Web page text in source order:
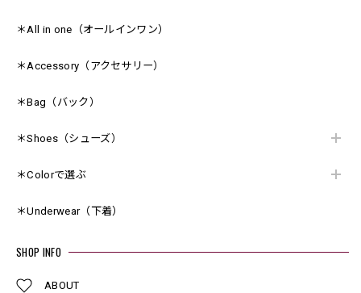
＊All in one（オールインワン）
＊Accessory（アクセサリー）
＊Bag（バック）
＊Shoes（シューズ）
＊Colorで選ぶ
＊Underwear（下着）
SHOP INFO
ABOUT